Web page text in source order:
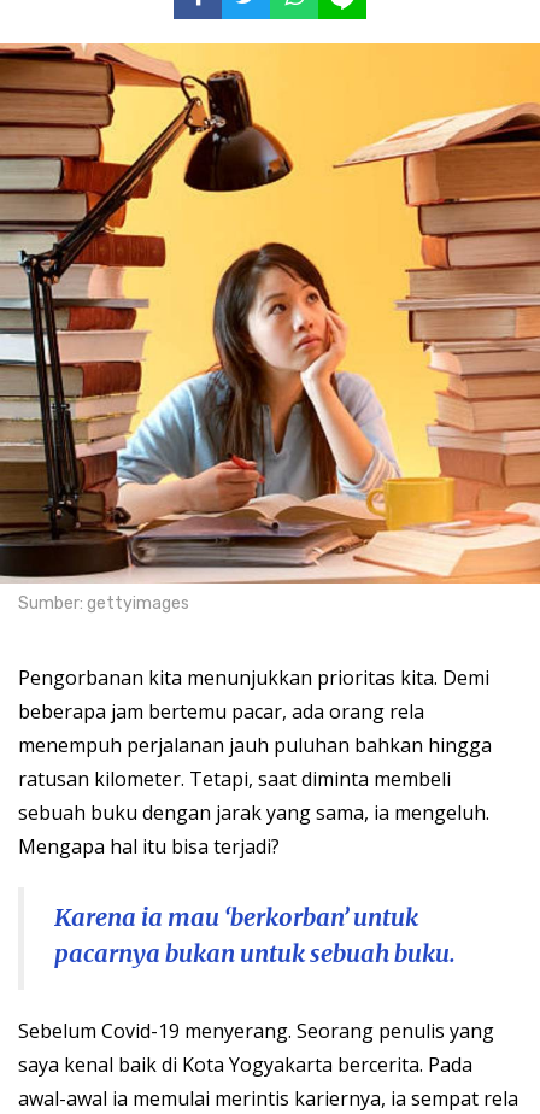
Sumber: gettyimages
Pengorbanan kita menunjukkan prioritas kita. Demi
beberapa jam bertemu pacar, ada orang rela
menempuh perjalanan jauh puluhan bahkan hingga
ratusan kilometer. Tetapi, saat diminta membeli
sebuah buku dengan jarak yang sama, ia mengeluh.
Mengapa hal itu bisa terjadi?
Karena ia mau ‘berkorban’ untuk
pacarnya bukan untuk sebuah buku.
Sebelum Covid-19 menyerang. Seorang penulis yang
saya kenal baik di Kota Yogyakarta bercerita. Pada
awal-awal ia memulai merintis kariernya, ia sempat rela